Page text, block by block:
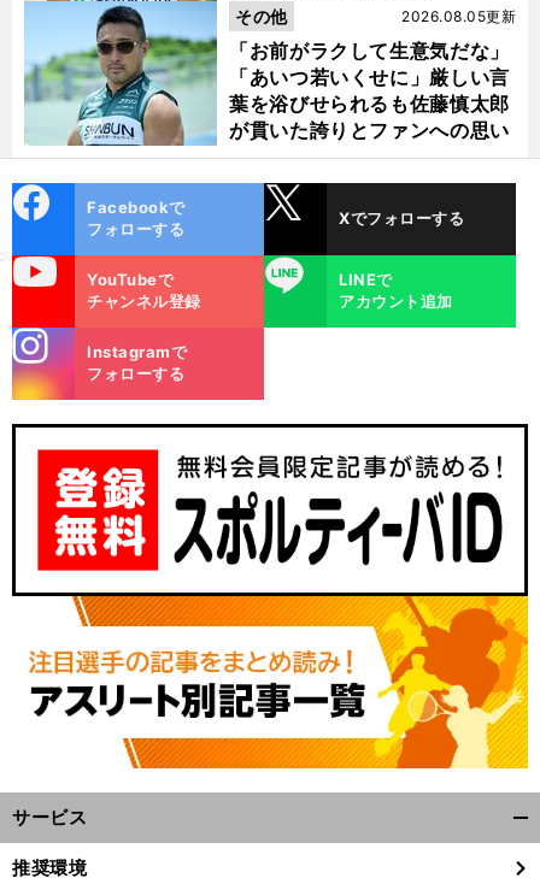
「お前がラクして生意気だな」
「あいつ若いくせに」厳しい言
葉を浴びせられるも佐藤慎太郎
が貫いた誇りとファンへの思い
2026.08.05更新
その他
ok
Facebookで
フォローする
Xでフォローする
YouTubeで
チャンネル登録
LINE
LINEで
アカウント追加
m
Instagramで
フォローする
サービス
閉
推奨環境